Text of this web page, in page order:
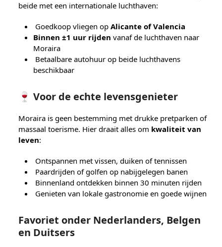
beide met een internationale luchthaven:
Goedkoop vliegen opAlicante of Valencia
Binnen ±1 uur rijden vanaf de luchthaven naar
Moraira
Betaalbare autohuur op beide luchthavens
beschikbaar
🍷 Voor de echte levensgenieter
Moraira is geen bestemming met drukke pretparken of
massaal toerisme. Hier draait alles om kwaliteit van
leven:
Ontspannen met vissen, duiken of tennissen
Paardrijden of golfen op nabijgelegen banen
Binnenland ontdekken binnen 30 minuten rijden
Genieten van lokale gastronomie en goede wijnen
Favoriet onder Nederlanders, Belgen
en Duitsers